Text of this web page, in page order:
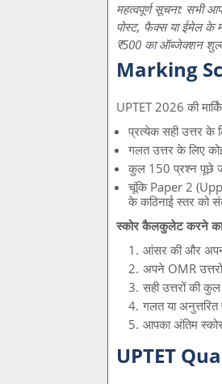
महत्वपूर्ण सूचना: सभी
पोस्ट, फैक्स या ईमेल के
₹500 का ऑब्जेक्शन
Marking
UPTET 2026 की
प्रत्येक सही उत्तर के
गलत उत्तर के लिए
कुल 150 प्रश्न पूछे
चूंकि Paper 2
के कठिनाई स्तर को
स्कोर कैलकुलेट करने का
आंसर की और
अपने OMR
सही उत्तरों की
गलत या
आपका अंतिम
UPTET